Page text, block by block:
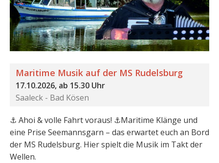
Maritime Musik auf der MS Rudelsburg
17.10.2026, ab 15.30 Uhr
Saaleck - Bad Kösen
⚓️ Ahoi & volle Fahrt voraus! ⚓️Maritime Klänge und
eine Prise Seemannsgarn – das erwartet euch an Bord
der MS Rudelsburg. Hier spielt die Musik im Takt der
Wellen.